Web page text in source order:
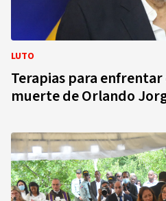
LUTO
Terapias para
muerte de Orlando